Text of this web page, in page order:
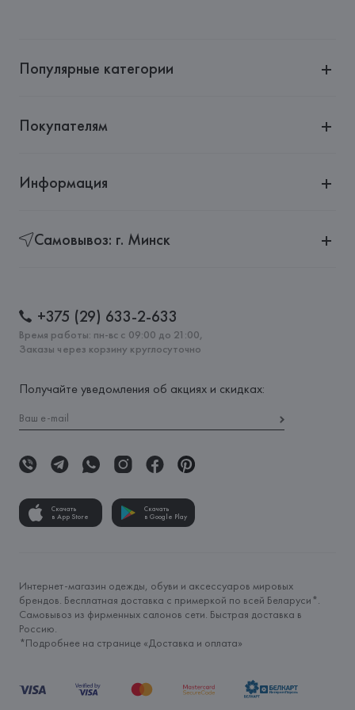
Популярные категории
Покупателям
Информация
Самовывоз: г. Минск
+375 (29) 633-2-633
Время работы: пн-вс с 09:00 до 21:00,
Заказы через корзину круглосуточно
Получайте уведомления об акциях и скидках:
Скачать
в App Store
Скачать
в Google Play
Интернет-магазин одежды, обуви и аксессуаров мировых
брендов. Бесплатная доставка с примеркой по всей Беларуси*.
Самовывоз из фирменных салонов сети. Быстрая доставка в
Россию.
*Подробнее на странице «Доставка и оплата»